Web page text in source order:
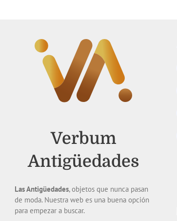
Verbum
Antigüedades
Las Antigüedades, objetos que nunca pasan
de moda. Nuestra web es una buena opción
para empezar a buscar.